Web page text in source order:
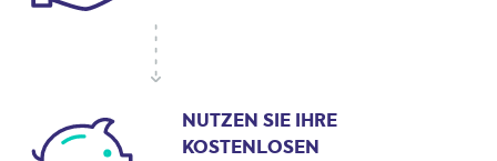
NUTZEN SIE IHRE
KOSTENLOSEN